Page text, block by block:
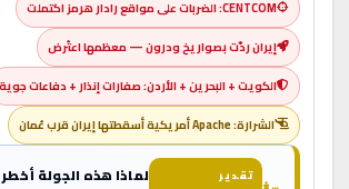
CENTCOM: الضربات على مواقع رادار هرمز اكتملت
إيران ردّت بصواريخ ودرون — معظمها اعتُرض
الكويت + البحرين + الأردن: صفارات إنذار + دفاعات جوية
الشرارة: Apache أمريكية أسقطتها إيران قرب عُمان
تقدير
لماذا هذه الجولة أخطر من